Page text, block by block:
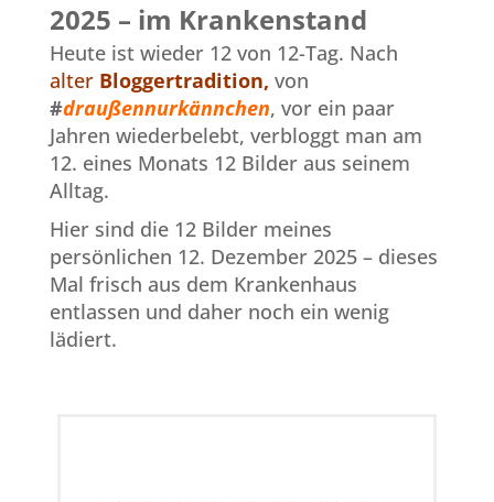
2025 – im Krankenstand
Heute ist wieder 12 von 12-Tag. Nach
alter Bloggertradition, von
#draußennurkännchen, vor ein paar
Jahren wiederbelebt, verbloggt man am
12. eines Monats 12 Bilder aus seinem
Alltag.
Hier sind die 12 Bilder meines
persönlichen 12. Dezember 2025 – dieses
Mal frisch aus dem Krankenhaus
entlassen und daher noch ein wenig
lädiert.